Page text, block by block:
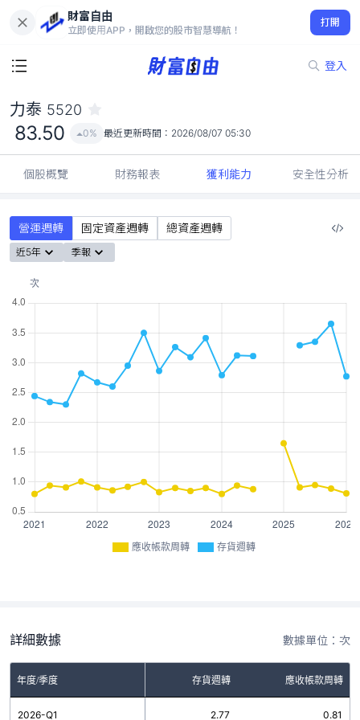
財富自由
立即使用APP，開啟您的股市智慧導航！
打開
登入
83.50
0%
力泰 5520
83.50 0% 最近更新時間： 2026/08/07 05:30
個股概覽 財務報表 獲利能力 安全性分析
營運週轉 固定資產週轉 總資產週轉
近5年 季報
應收帳款周轉 存貨週轉
詳細數據 數據單位：次
年度/季度 存貨週轉 應收帳款周轉
2026-Q1 2.77 0.81